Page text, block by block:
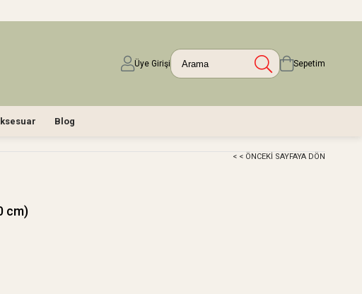
Üye Girişi Sepetim
Blog
< < ÖNCEKI SAYFAYA DÖN
cm)